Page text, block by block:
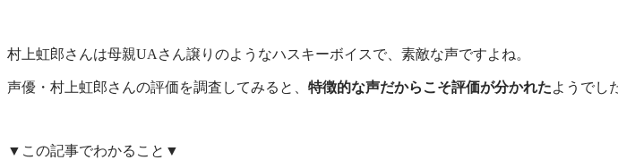
村上虹郎さんは母親UAさん譲りのようなハスキーボイスで、素敵な声ですよね。
声優・村上虹郎さんの評価を調査してみると、 特徴的な声だからこそ評価が分かれたようでし
▼この記事でわかること▼